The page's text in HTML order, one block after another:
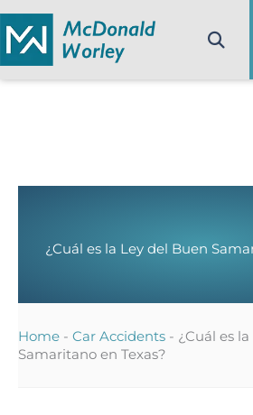
al
contenido
¿Cuál es la Ley del Buen
Home - Car Accidents - ¿Cuál es
Samaritano en Texas?